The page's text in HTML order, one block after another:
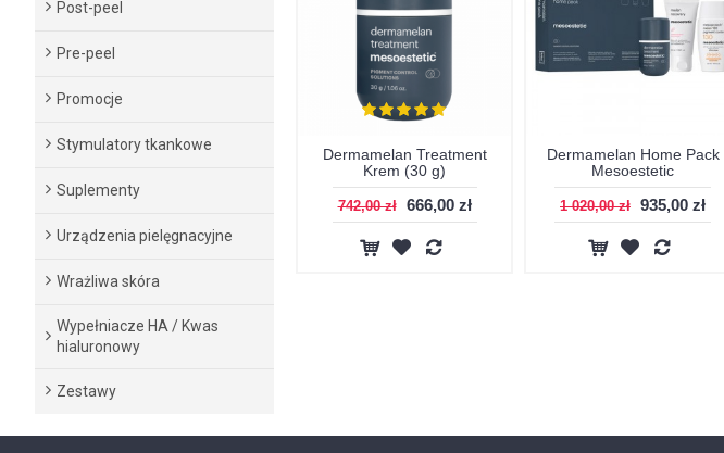
Post-peel
Pre-peel
Promocje
Stymulatory tkankowe
Suplementy
Urządzenia pielęgnacyjne
Wrażliwa skóra
Wypełniacze HA / Kwas
hialuronowy
Zestawy
Dermamelan Treatment
Krem (30 g)
742,00 zł 666,00 zł
Dermamelan Home Pack
Mesoestetic
1 020,00 zł 935,00 zł